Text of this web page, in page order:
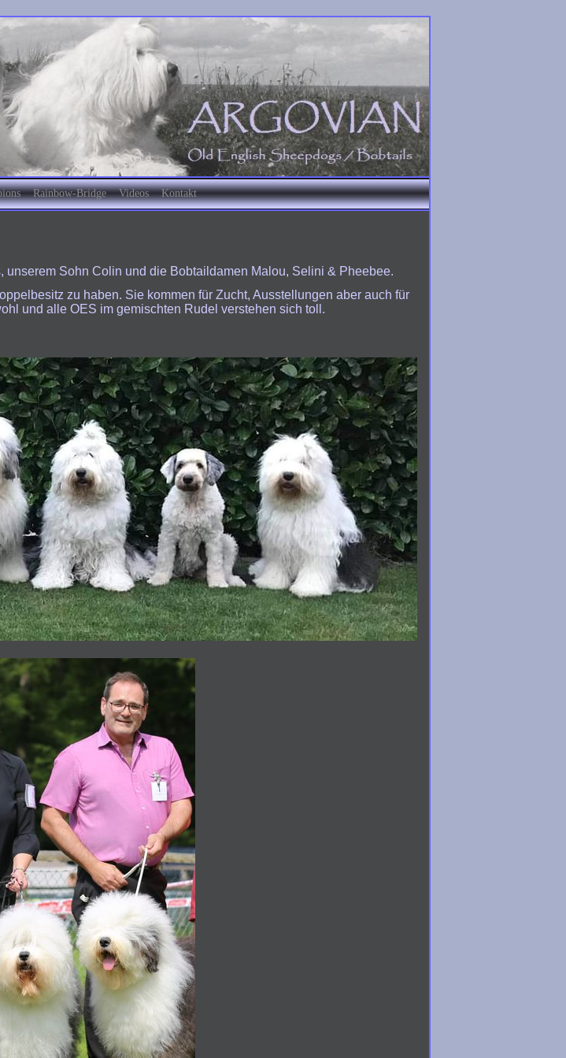
Rainbow-Bridge Videos Kontakt
unserem Sohn Colin und die Bobtaildamen Malou, Selini & Pheebee.
zu haben. Sie kommen für Zucht, Ausstellungen aber auch für
und alle OES im gemischten Rudel verstehen sich toll.